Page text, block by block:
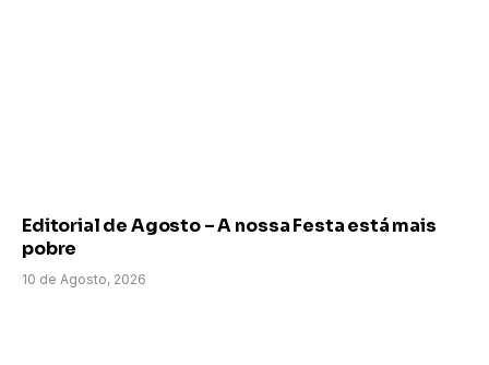
Editorial de Agosto – A nossa Festa está mais
pobre
10 de Agosto, 2026